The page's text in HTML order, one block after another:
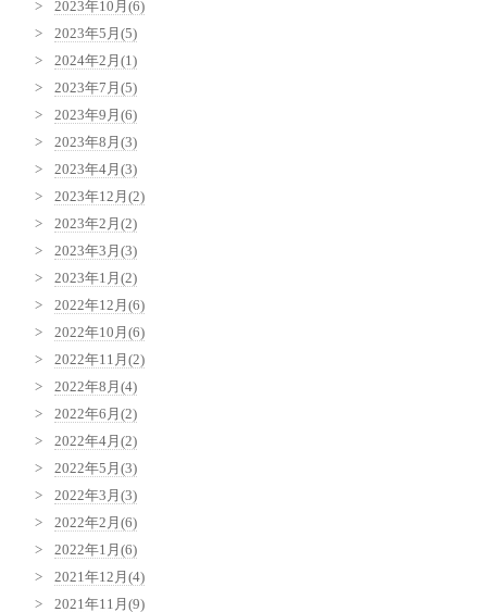
2023年10月(6)
2023年5月(5)
2024年2月(1)
2023年7月(5)
2023年9月(6)
2023年8月(3)
2023年4月(3)
2023年12月(2)
2023年2月(2)
2023年3月(3)
2023年1月(2)
2022年12月(6)
2022年10月(6)
2022年11月(2)
2022年8月(4)
2022年6月(2)
2022年4月(2)
2022年5月(3)
2022年3月(3)
2022年2月(6)
2022年1月(6)
2021年12月(4)
2021年11月(9)